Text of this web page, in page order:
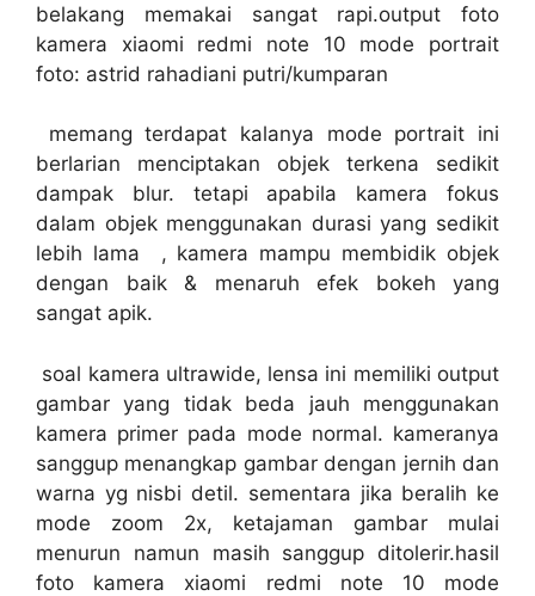
belakang memakai sangat rapi.output foto
kamera xiaomi redmi note 10 mode portrait
foto: astrid rahadiani putri/kumparan
memang terdapat kalanya mode portrait ini
berlarian menciptakan objek terkena sedikit
dampak blur. tetapi apabila kamera fokus
dalam objek menggunakan durasi yang sedikit
lebih lama , kamera mampu membidik objek
dengan baik & menaruh efek bokeh yang
sangat apik.
soal kamera ultrawide, lensa ini memiliki output
gambar yang tidak beda jauh menggunakan
kamera primer pada mode normal. kameranya
sanggup menangkap gambar dengan jernih dan
warna yg nisbi detil. sementara jika beralih ke
mode zoom 2x, ketajaman gambar mulai
menurun namun masih sanggup ditolerir.hasil
foto kamera xiaomi redmi note 10 mode